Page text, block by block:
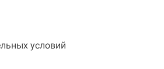
условий